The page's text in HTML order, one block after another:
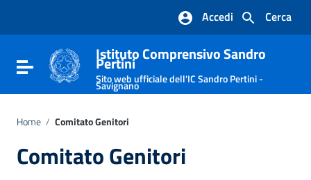
Vai al footer
Cerca
Accedi
Attiva / disattiva la navigazione
Istituto Comprensivo Sandro
Pertini
Sito web ufficiale dell'IC Sandro Pertini -
Savignano
Home / Comitato Genitori
Comitato Genitori